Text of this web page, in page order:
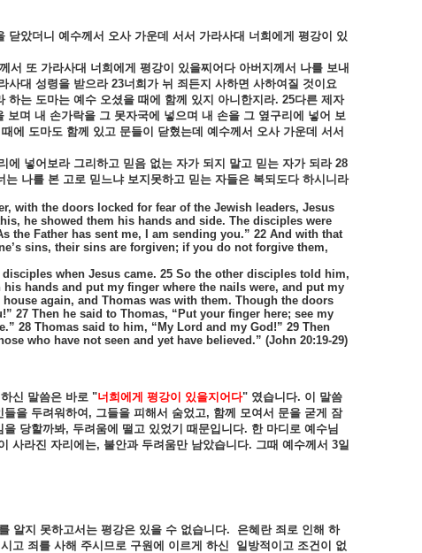
닫았더니 예수께서 오사 가운데 서서 가라사대 너희에게 평강이
있
서 또 가라사대 너희에게 평강이 있을찌어다 아버지께서 나를 보내
사대 성령을 받으라23너희가 뉘 죄든지 사하면 사하여질 것이요
하는 도마는 예수 오셨을 때에 함께 있지 아니한지라. 25다른 제자
보며 내 손가락을 그 못자국에 넣으며 내 손을 그 옆구리에 넣어 보
때에 도마도 함께 있고 문들이 닫혔는데 예수께서 오사 가운데 서서
에 넣어보라 그리하고 믿음 없는 자가 되지 말고 믿는 자가 되라28
는 나를 본 고로 믿느냐 보지못하고 믿는 자들은 복되도다 하시니라
with the doors locked for fear of the Jewish leaders, Jesus
he showed them his hands and side. The disciples were
the Father has sent me, I am sending you.” 22 And with that
sins, their sins are forgiven; if you do not forgive them,
when Jesus came. 25 So the other disciples told him,
hands and put my finger where the nails were, and put my
again, and Thomas was with them. Though the doors
27 Then he said to Thomas, “Put your finger here; see my
28 Thomas said to him, “My Lord and my God!” 29 Then
who have not seen and yet have believed.” (John 20:19-29)
하신 말씀은 바로 "너희에게 평강이 있을지어다" 였습니다. 이
말씀
들을 두려워하여 , 그들을 피해서 숨었고, 함께 모여서 문을 굳게
잠
을 당할까봐, 두려움에 떨고 있었기 때문입니다. 한 마디로 예수님
사라진 자리에는, 불안과 두려움만 남았습니다. 그때 예수께서 3일
알지 못하고서는 평강은 있을 수 없습니다. 은혜란 죄로 인해 하
고 죄를 사해 주시므로 구원에 이르게 하신 일방적이고 조건이
없